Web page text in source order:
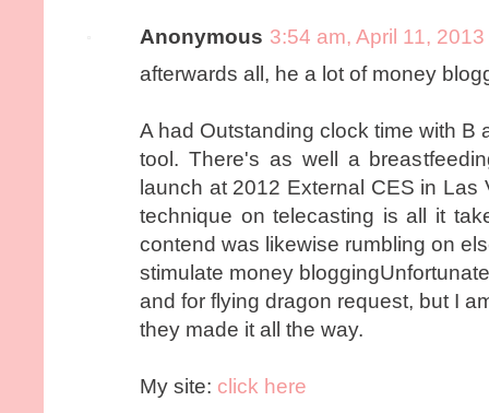
Anonymous 3:54 am, April 11, 2013
afterwards all, he a lot of money
A had Outstanding clock time with B
tool. There's as well a
launch at 2012 External CES in
technique on telecasting is all it
contend was likewise rumbling on
stimulate money
and for flying dragon request, but I
they made it all the way.
My site: click here